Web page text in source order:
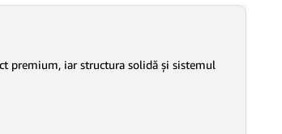
premium, iar structura solidă și sistemul